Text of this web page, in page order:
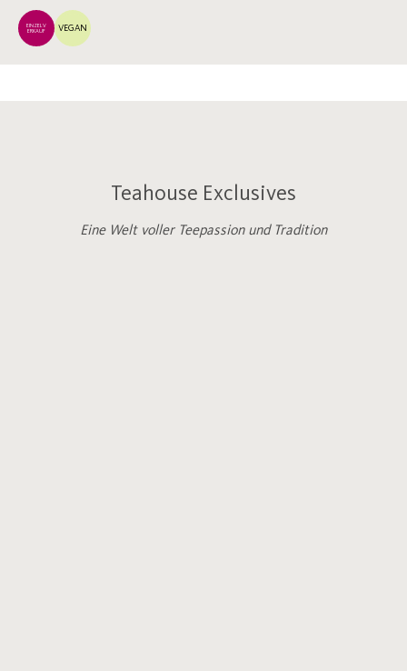
EINZELV
ERKAUF
VEGAN
Teahouse Exclusives
Eine Welt voller Teepassion und Tradition